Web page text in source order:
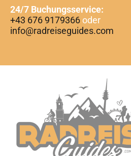
24/7 Buchungsservice:
+43 676 9179366 oder
info@radreiseguides.com